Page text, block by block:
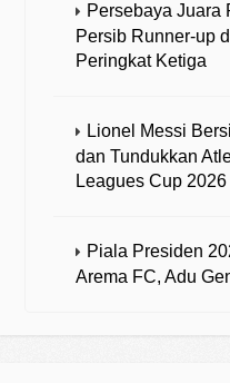
Persebaya Juara
Persib Runner-up
Peringkat Ketiga
Lionel Messi
dan Tundukkan
Leagues Cup 2026
Piala Presiden
Arema FC, Adu